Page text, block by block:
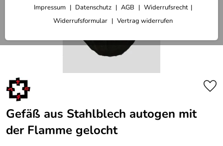
Impressum Datenschutz AGB
Widerrufsrecht
Widerrufsformular
Vertrag widerrufen
Gefäß aus Stahlblech autogen mit
der Flamme gelocht